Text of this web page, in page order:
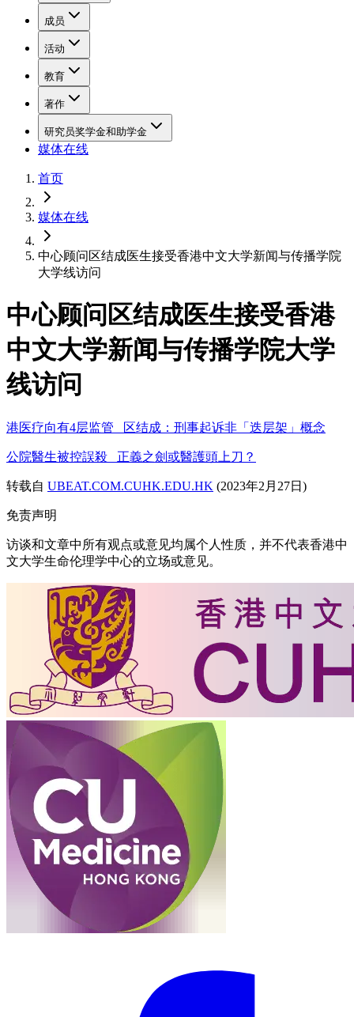
成员
活动
教育
著作
研究员奖学金和助学金
媒体在线
首页
媒体在线
中心顾问区结成医生接受香港中文大学新闻与传播学院
大学线访问
中心顾问区结成医生接受香港
中文大学新闻与传播学院大学
线访问
港医疗向有4层监管 区结成：刑事起诉非「迭层架」概念
公院醫生被控誤殺 正義之劍或醫護頭上刀？
转载自 UBEAT.COM.CUHK.EDU.HK (2023年2月27日)
免责声明
访谈和文章中所有观点或意见均属个人性质，并不代表香港中
文大学生命伦理学中心的立场或意见。